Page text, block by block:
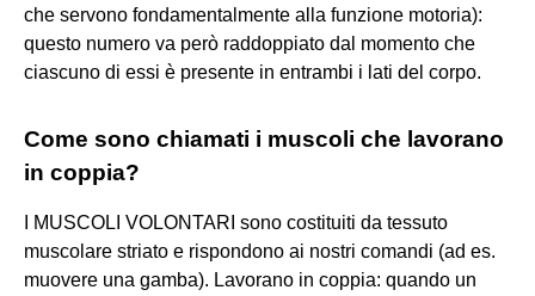
che servono fondamentalmente alla funzione motoria):
questo numero va però raddoppiato dal momento che
ciascuno di essi è presente in entrambi i lati del corpo.
Come sono chiamati i muscoli che lavorano
in coppia?
I MUSCOLI VOLONTARI sono costituiti da tessuto
muscolare striato e rispondono ai nostri comandi (ad es.
muovere una gamba). Lavorano in coppia: quando un